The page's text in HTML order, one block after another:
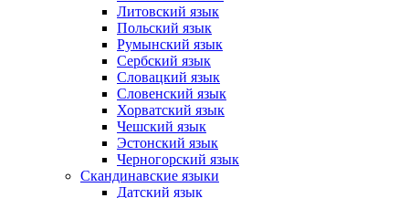
Литовский язык
Польский язык
Румынский язык
Сербский язык
Словацкий язык
Словенский язык
Хорватский язык
Чешский язык
Эстонский язык
Черногорский язык
Скандинавские языки
Датский язык